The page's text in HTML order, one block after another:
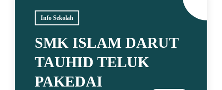
Info Sekolah
SMK ISLAM DARUT
TAUHID TELUK
PAKEDAI